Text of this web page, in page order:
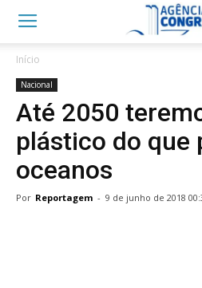
Início
Nacional
Até 2050
plástico do que
oceanos
Por Reportagem - 9 de junho de 2018